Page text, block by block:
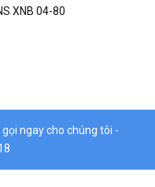
XNB 04-80
ngay cho chúng tôi -